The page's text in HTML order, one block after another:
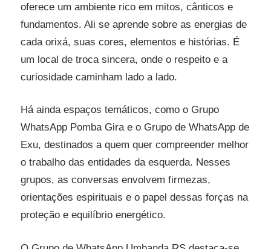
oferece um ambiente rico em mitos, cânticos e
fundamentos. Ali se aprende sobre as energias de
cada orixá, suas cores, elementos e histórias. É
um local de troca sincera, onde o respeito e a
curiosidade caminham lado a lado.
Há ainda espaços temáticos, como o Grupo
WhatsApp Pomba Gira e o Grupo de WhatsApp de
Exu, destinados a quem quer compreender melhor
o trabalho das entidades da esquerda. Nesses
grupos, as conversas envolvem firmezas,
orientações espirituais e o papel dessas forças na
proteção e equilíbrio energético.